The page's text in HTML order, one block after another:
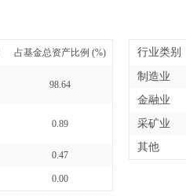
占基金总资产比例 (%)
98.64
0.89
0.47
0.00
行业类别
制造业
金融业
采矿业
其他